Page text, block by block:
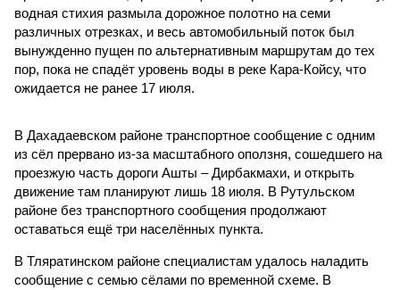
водная стихия размыла дорожное полотно на семи
различных отрезках, и весь автомобильный поток был
вынужденно пущен по альтернативным маршрутам до тех
пор, пока не спадёт уровень воды в реке Кара-Койсу, что
ожидается не ранее 17 июля.
В Дахадаевском районе транспортное сообщение с одним
из сёл прервано из-за масштабного оползня, сошедшего на
проезжую часть дороги Ашты – Дирбакмахи, и открыть
движение там планируют лишь 18 июля. В Рутульском
районе без транспортного сообщения продолжают
оставаться ещё три населённых пункта.
В Тляратинском районе специалистам удалось наладить
сообщение с семью сёлами по временной схеме. В